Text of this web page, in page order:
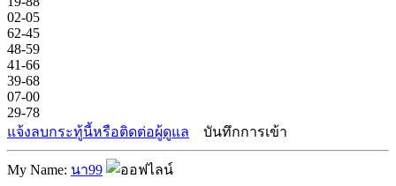
02-05
62-45
48-59
41-66
39-68
07-00
29-78
แจ้งลบกระทู้นี้หรือติดต่อผู้ดูแล
บันทึกการเข้า
My Name: นา99